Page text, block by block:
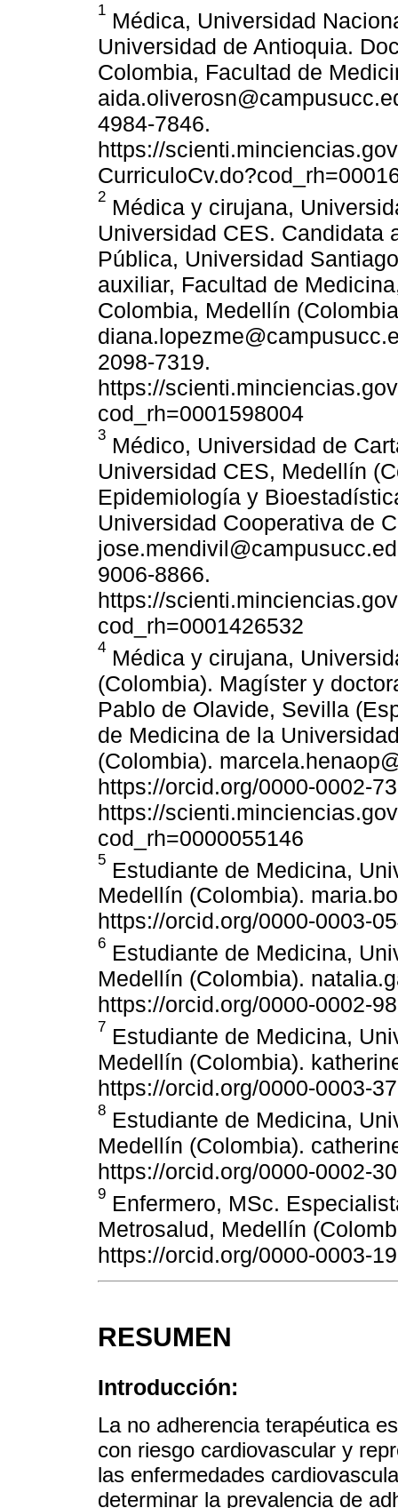
1 Médica, Universidad
Universidad de Antioquia.
Colombia, Facultad de
4984-7846.
https://
2 Médica y cirujana,
Universidad CES. Candidata
Pública, Universidad
auxiliar, Facultad de
Colombia, Medellín
2098-7319.
https://
cod_rh=0001598004
3 Médico, Universidad de
Universidad CES, Medellín
Epidemiología y
Universidad Cooperativa de
9006-8866.
https://
cod_rh=0001426532
4 Médica y cirujana,
(Colombia). Magíster y
Pablo de Olavide, Sevilla
de Medicina de la
(Colombia).
https://orcid.org/0000-0002-
https://
cod_rh=0000055146
5 Estudiante de Medicina,
Medellín (Colombia).
https://orcid.org/0000-0003-
6 Estudiante de Medicina,
Medellín (Colombia).
https://orcid.org/0000-0002-
7 Estudiante de Medicina,
Medellín (Colombia).
https://orcid.org/0000-0003-
8 Estudiante de Medicina,
Medellín (Colombia).
https://orcid.org/0000-0002-
9 Enfermero, MSc.
Metrosalud, Medellín
https://orcid.org/0000-0003-
RESUMEN
Introducción:
La no adherencia terapéutica
con riesgo cardiovascular y
las enfermedades
determinar la prevalencia de